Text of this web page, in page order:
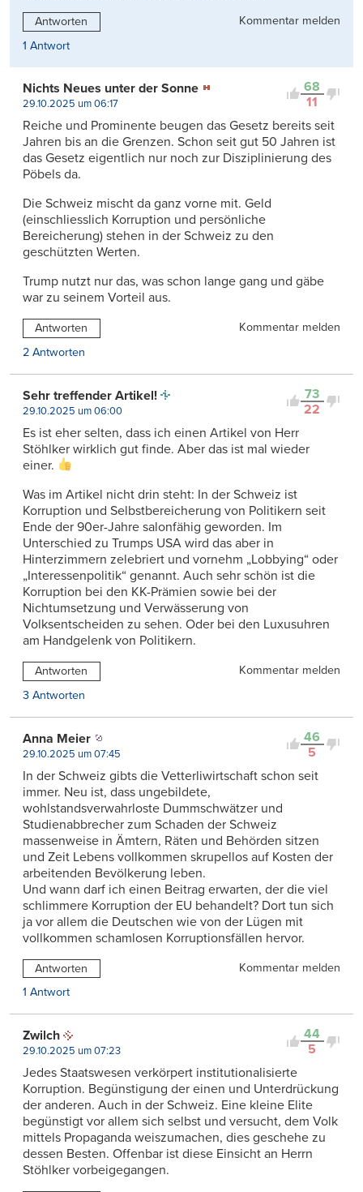
Antworten
Kommentar melden
1 Antwort
68
11
Nichts Neues unter der Sonne
29.10.2025 um 06:17
Reiche und Prominente beugen das Gesetz bereits seit
Jahren bis an die Grenzen. Schon seit gut 50 Jahren ist
das Gesetz eigentlich nur noch zur Disziplinierung des
Pöbels da.
Die Schweiz mischt da ganz vorne mit. Geld
(einschliesslich Korruption und persönliche
Bereicherung) stehen in der Schweiz zu den
geschützten Werten.
Trump nutzt nur das, was schon lange gang und gäbe
war zu seinem Vorteil aus.
Antworten
Kommentar melden
2 Antworten
73
22
Sehr treffender Artikel!
29.10.2025 um 06:00
Es ist eher selten, dass ich einen Artikel von Herr
Stöhlker wirklich gut finde. Aber das ist mal wieder
einer.
Was im Artikel nicht drin steht: In der Schweiz ist
Korruption und Selbstbereicherung von Politikern seit
Ende der 90er-Jahre salonfähig geworden. Im
Unterschied zu Trumps USA wird das aber in
Hinterzimmern zelebriert und vornehm „Lobbying“ oder
„Interessenpolitik“ genannt. Auch sehr schön ist die
Korruption bei den KK-Prämien sowie bei der
Nichtumsetzung und Verwässerung von
Volksentscheiden zu sehen. Oder bei den Luxusuhren
am Handgelenk von Politikern.
Antworten
Kommentar melden
3 Antworten
46
5
Anna Meier
29.10.2025 um 07:45
In der Schweiz gibts die Vetterliwirtschaft schon seit
immer. Neu ist, dass ungebildete,
wohlstandsverwahrloste Dummschwätzer und
Studienabbrecher zum Schaden der Schweiz
massenweise in Ämtern, Räten und Behörden sitzen
und Zeit Lebens vollkommen skrupellos auf Kosten der
arbeitenden Bevölkerung leben.
Und wann darf ich einen Beitrag erwarten, der die viel
schlimmere Korruption der EU behandelt? Dort tun sich
ja vor allem die Deutschen wie von der Lügen mit
vollkommen schamlosen Korruptionsfällen hervor.
Antworten
Kommentar melden
1 Antwort
44
5
Zwilch
29.10.2025 um 07:23
Jedes Staatswesen verkörpert institutionalisierte
Korruption. Begünstigung der einen und Unterdrückung
der anderen. Auch in der Schweiz. Eine kleine Elite
begünstigt vor allem sich selbst und versucht, dem Volk
mittels Propaganda weiszumachen, dies geschehe zu
dessen Besten. Offenbar ist diese Einsicht an Herrn
Stöhlker vorbeigegangen.